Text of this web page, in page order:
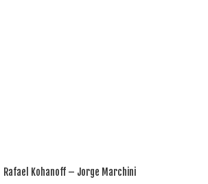
Rafael Kohanoff – Jorge Marchini